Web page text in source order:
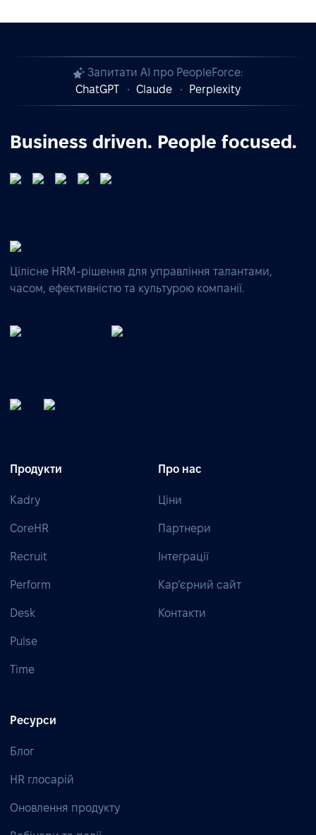
Запитати AI про PeopleForce:
ChatGPT
Claude Perplexity
Business driven. People focused.
Цілісне HRM-рішення для управління талантами,
часом, ефективністю та культурою компанії.
Продукти
Kadry
CoreHR
Recruit
Perform
Desk
Pulse
Time
Про нас
Ціни
Партнери
Інтеграції
Кар’єрний сайт
Контакти
Ресурси
Блог
HR глосарій
Оновлення продукту